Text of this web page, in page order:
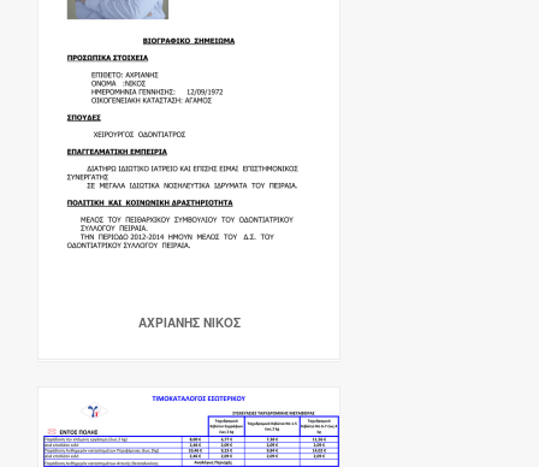
ΑΧΡΙΑΝΗΣ ΝΙΚΟΣ